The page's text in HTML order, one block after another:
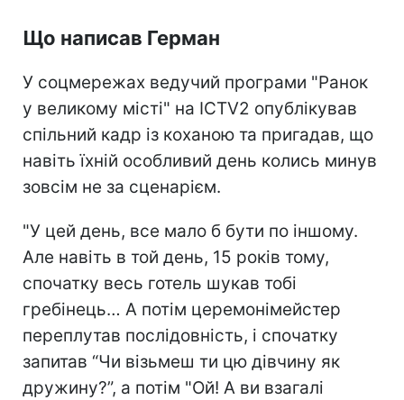
Що написав Герман
У соцмережах ведучий програми "Ранок
у великому місті" на ICTV2 опублікував
спільний кадр із коханою та пригадав, що
навіть їхній особливий день колись минув
зовсім не за сценарієм.
"У цей день, все мало б бути по іншому.
Але навіть в той день, 15 років тому,
спочатку весь готель шукав тобі
гребінець… А потім церемонімейстер
переплутав послідовність, і спочатку
запитав “Чи візьмеш ти цю дівчину як
дружину?”, а потім "Ой! А ви взагалі